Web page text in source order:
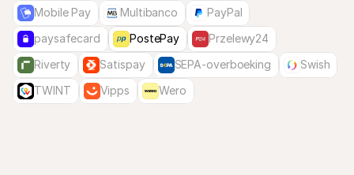
Mobile Pay
Multibanco
PayPal
paysafecard
PostePay
Przelewy24
Riverty
Satispay SEPA-overboeking
Swish
TWINT
Vipps Wero